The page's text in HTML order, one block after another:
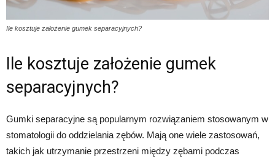
Ile kosztuje założenie gumek separacyjnych?
Ile kosztuje założenie gumek
separacyjnych?
Gumki separacyjne są popularnym rozwiązaniem stosowanym w
stomatologii do oddzielania zębów. Mają one wiele zastosowań,
takich jak utrzymanie przestrzeni między zębami podczas